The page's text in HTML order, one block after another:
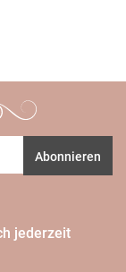
Abonnieren
jederzeit